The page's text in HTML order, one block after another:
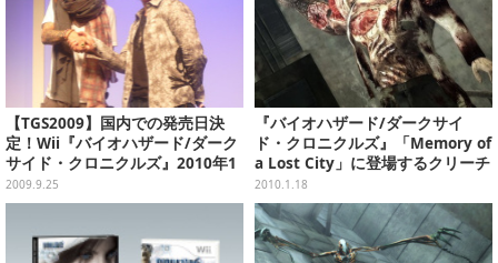
【TGS2009】国内での発売日決
定！Wii『バイオハザード/ダーク
サイド・クロニクルズ』2010年1
月14日発売！
2009.9.25
『バイオハザード/ダークサイ
ド・クロニクルズ』「Memory of
a Lost City」に登場するクリーチ
ャーを紹介
2010.1.18